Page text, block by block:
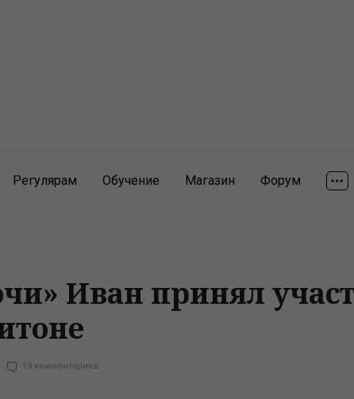
Регулярам Обучение Магазин Форум
Иван принял
19 комментариев